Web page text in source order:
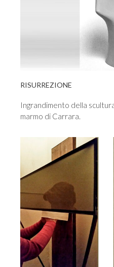
RISURREZIONE
Ingrandimento della
marmo di Carrara.